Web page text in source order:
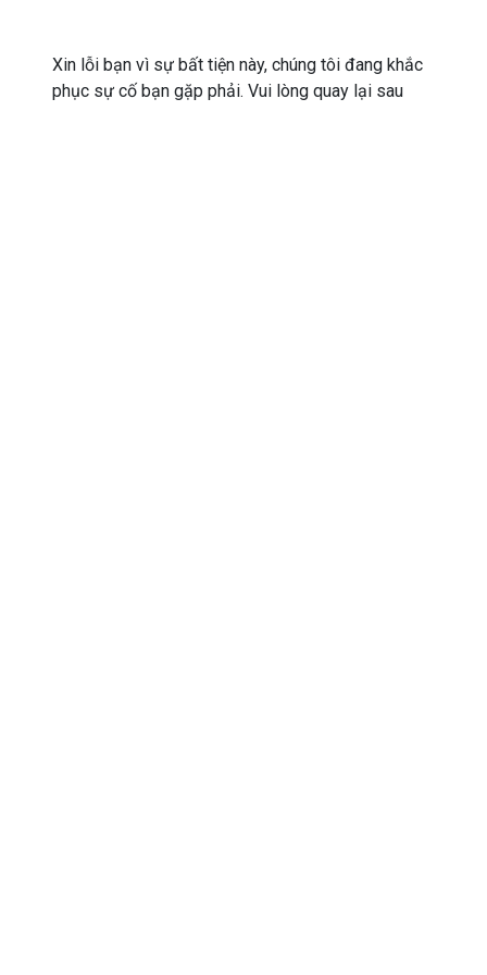
Xin lỗi bạn vì sự bất tiện này, chúng tôi đang khắc
phục sự cố bạn gặp phải. Vui lòng quay lại sau